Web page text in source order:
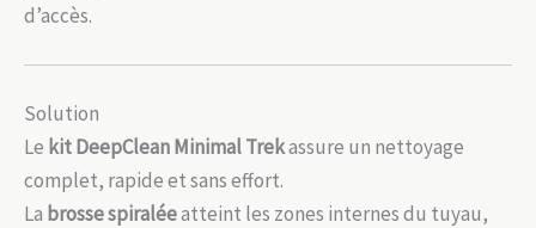
d’accès.
Solution
Le kit DeepClean Minimal Trekassure un nettoyage
complet, rapide et sans effort.
La brosse spiraléeatteint les zones internes du tuyau,